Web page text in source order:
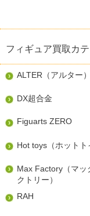
フィギュア買取カ
ALTER（アルター）
DX超合金
Figuarts ZERO
Hot toys（ホットト
Max Factory（マッ
クトリー）
RAH